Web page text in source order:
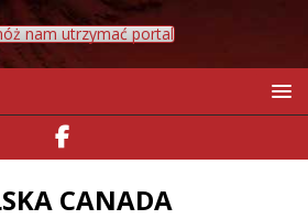
nam utrzymać portal
CANADA